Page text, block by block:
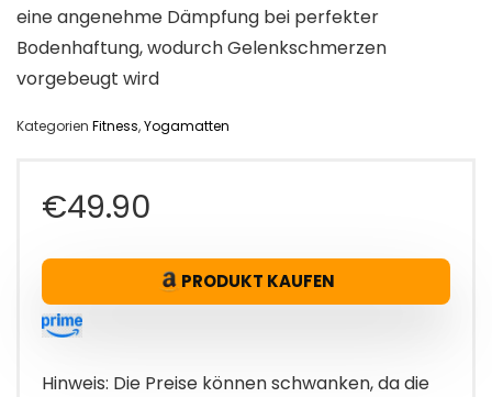
eine angenehme Dämpfung bei perfekter
Bodenhaftung, wodurch Gelenkschmerzen
vorgebeugt wird
Kategorien Fitness,Yogamatten
€49.90
PRODUKT KAUFEN
Hinweis: Die Preise können schwanken, da die